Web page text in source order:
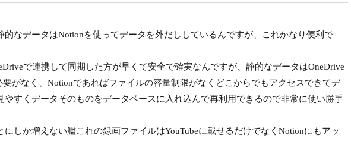
なデータはNotionを使ってデータを外だししているんですが、これかなり便利で
で連携して同期した方が早くて安全で確実なんですが、静的なデータはOneDrive
がなく、Notionであればファイルの容量制限がなくどこからでもアクセスできてデ
やすくデータそのものをデータベースに入れ込んで再利用できるので非常に使い勝手
しか増えない艦これの録画ファイルはYouTubeに載せるだけでなくNotionにもアッ